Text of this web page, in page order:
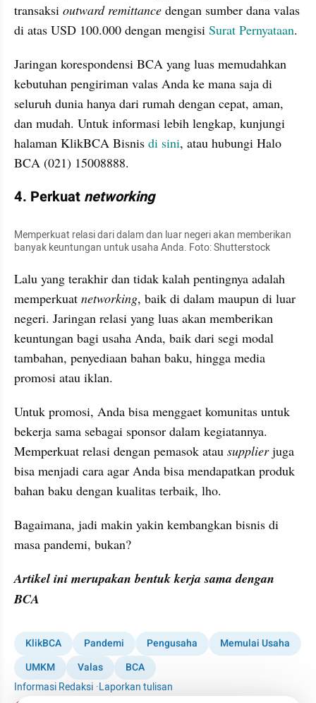
transaksi outward remittance dengan sumber dana valas
di atas USD 100.000 dengan mengisi Surat Pernyataan.
Jaringan korespondensi BCA yang luas memudahkan
kebutuhan pengiriman valas Anda ke mana saja di
seluruh dunia hanya dari rumah dengan cepat, aman,
dan mudah. Untuk informasi lebih lengkap, kunjungi
halaman KlikBCA Bisnis di sini, atau hubungi Halo
BCA (021) 15008888.
4. Perkuat networking
Memperkuat relasi dari dalam dan luar negeri akan memberikan
banyak keuntungan untuk usaha Anda. Foto: Shutterstock
Lalu yang terakhir dan tidak kalah pentingnya adalah
memperkuat networking, baik di dalam maupun di luar
negeri. Jaringan relasi yang luas akan memberikan
keuntungan bagi usaha Anda, baik dari segi modal
tambahan, penyediaan bahan baku, hingga media
promosi atau iklan.
Untuk promosi, Anda bisa menggaet komunitas untuk
bekerja sama sebagai sponsor dalam kegiatannya.
Memperkuat relasi dengan pemasok atau supplier juga
bisa menjadi cara agar Anda bisa mendapatkan produk
bahan baku dengan kualitas terbaik, lho.
Bagaimana, jadi makin yakin kembangkan bisnis di
masa pandemi, bukan?
Artikel ini merupakan bentuk kerja sama dengan
BCA
KlikBCA Pandemi Pengusaha
Memulai Usaha
UMKM
Valas
BCA
Informasi Redaksi ·Laporkan tulisan